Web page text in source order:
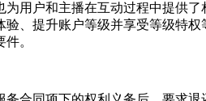
为用户和主播在互动过程中提供
验、提升账户等级并享受等级特
。